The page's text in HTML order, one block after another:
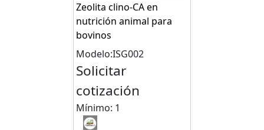
Zeolita clino-CA en
nutrición animal para
bovinos
Modelo:ISG002
Solicitar
cotización
Mínimo: 1